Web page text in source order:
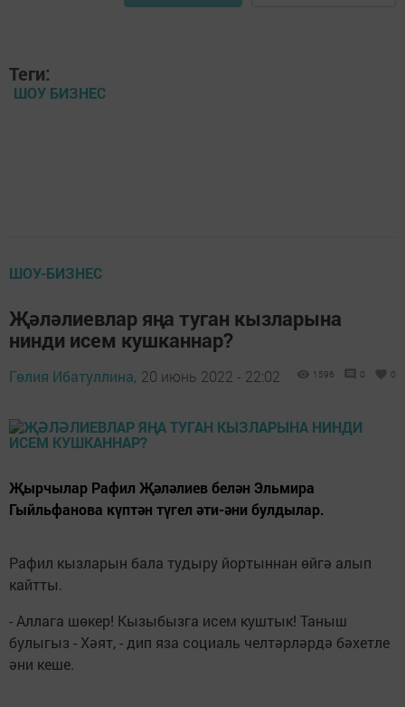
Теги:
ШОУ БИЗНЕС
ШОУ-БИЗНЕС
Җәләлиевлар яңа туган кызларына
нинди исем кушканнар?
Гөлия Ибатуллина, 20 июнь 2022 - 22:02 1596 0 0
Җырчылар Рафил Җәләлиев белән Эльмира
Гыйльфанова күптән түгел әти-әни булдылар.
Рафил кызларын бала тудыру йортыннан өйгә алып
кайтты.
- Аллага шөкер! Кызыбызга исем куштык! Таныш
булыгыз - Хәят, - дип яза социаль челтәрләрдә бәхетле
әни кеше.